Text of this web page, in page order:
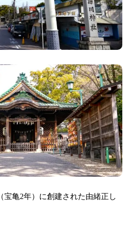
宝亀2年）に創建された由緒正し